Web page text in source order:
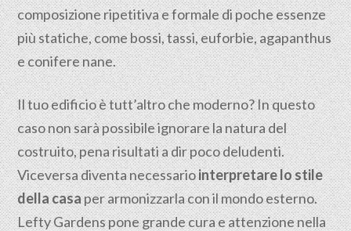
composizione ripetitiva e formale di poche essenze
più statiche, come bossi, tassi, euforbie, agapanthus
e conifere nane.
Il tuo edificio è tutt’altro che moderno? In questo
caso non sarà possibile ignorare la natura del
costruito, pena risultati a dir poco deludenti.
Viceversa diventa necessariointerpretare lo stile
della casaper armonizzarla con il mondo esterno.
Lefty Gardens pone grande cura e attenzione nella